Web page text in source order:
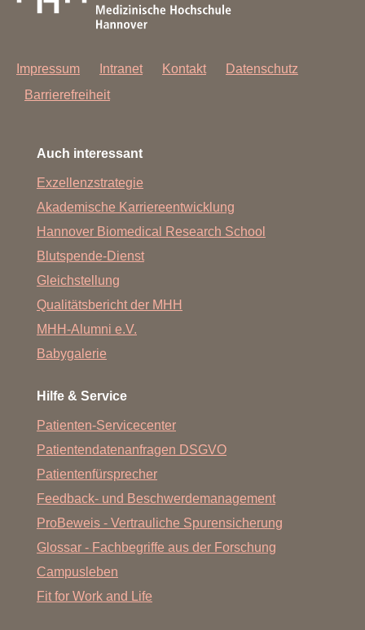
Impressum Intranet Kontakt
Datenschutz
Barrierefreiheit
Auch interessant
Exzellenzstrategie
Akademische Karriereentwicklung
Hannover Biomedical Research School
Blutspende-Dienst
Gleichstellung
Qualitätsbericht der MHH
MHH-Alumni e.V.
Babygalerie
Hilfe & Service
Patienten-Servicecenter
Patientendatenanfragen DSGVO
Patientenfürsprecher
Feedback- und Beschwerdemanagement
ProBeweis - Vertrauliche Spurensicherung
Glossar - Fachbegriffe aus der Forschung
Campusleben
Fit for Work and Life